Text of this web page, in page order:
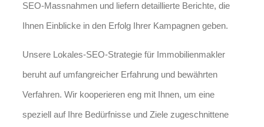
SEO-Massnahmen und liefern detaillierte Berichte, die
Ihnen Einblicke in den Erfolg Ihrer Kampagnen geben.
Unsere Lokales-SEO-Strategie für Immobilienmakler
beruht auf umfangreicher Erfahrung und bewährten
Verfahren. Wir kooperieren eng mit Ihnen, um eine
speziell auf Ihre Bedürfnisse und Ziele zugeschnittene